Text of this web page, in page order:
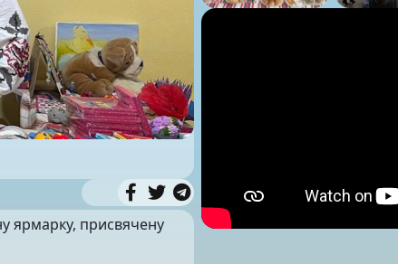
ярмарку, присвячену